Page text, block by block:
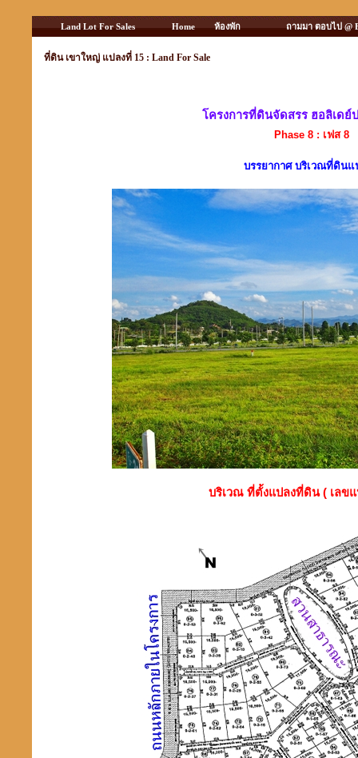
Land Lot For Sales Home ห้องพัก ถามมา ตอบไป @
ที่ดิน เขาใหญ่ แปลงที่ 15 : Land For Sale
โครงการที่ดินจัดสรร ฮอลิเดย์
Phase 8 : เฟส 8
บรรยากาศ บริเวณที่ดินแ
บริเวณ ที่ตั้งแปลงที่ดิน ( เลข